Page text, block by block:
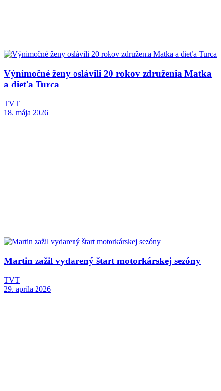
Výnimočné ženy oslávili 20 rokov združenia Matka
a dieťa Turca
TVT
18. mája 2026
Martin zažil vydarený štart motorkárskej sezóny
TVT
29. apríla 2026